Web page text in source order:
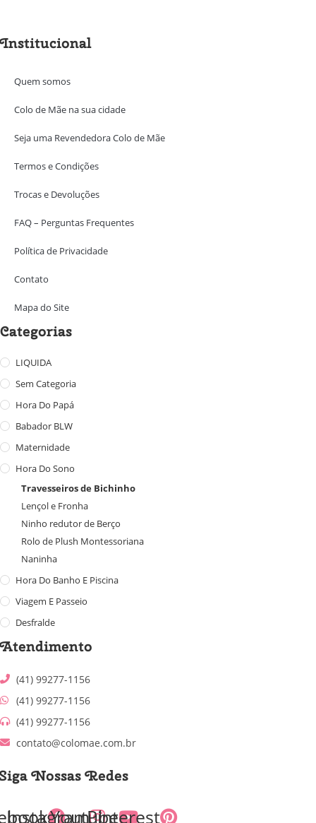
Institucional
Quem somos
Colo de Mãe na sua cidade
Seja uma Revendedora Colo de Mãe
Termos e Condições
Trocas e Devoluções
FAQ – Perguntas Frequentes
Política de Privacidade
Contato
Mapa do Site
Categorias
LIQUIDA
Sem Categoria
Hora Do Papá
Babador BLW
Maternidade
Hora Do Sono
Travesseiros de Bichinho
Lençol e Fronha
Ninho redutor de Berço
Rolo de Plush Montessoriana
Naninha
Hora Do Banho E Piscina
Viagem E Passeio
Desfralde
Atendimento
(41) 99277-1156
(41) 99277-1156
(41) 99277-1156
contato@colomae.com.br
Siga Nossas Redes
Instagram
YoutubePinterest